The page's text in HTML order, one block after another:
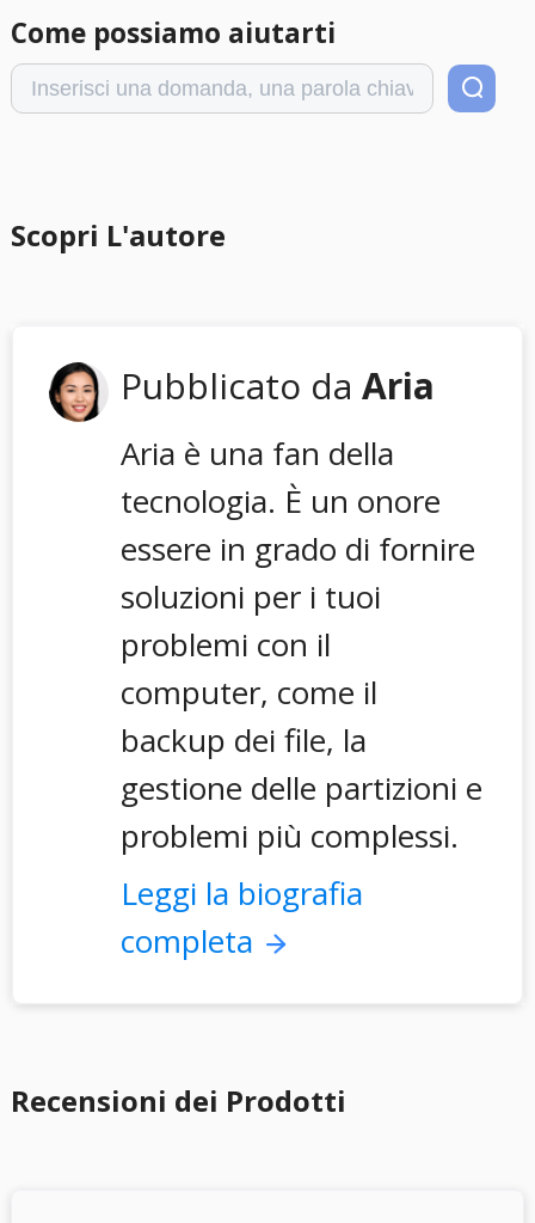
Come possiamo aiutarti
Scopri L'autore
Pubblicato da Aria
Aria è una fan della
tecnologia. È un onore
essere in grado di fornire
soluzioni per i tuoi
problemi con il
computer, come il
backup dei file, la
gestione delle partizioni e
problemi più complessi.
Leggi la biografia
completa
Recensioni dei Prodotti